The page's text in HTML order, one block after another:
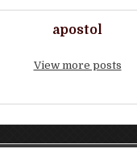
apostol
View more posts